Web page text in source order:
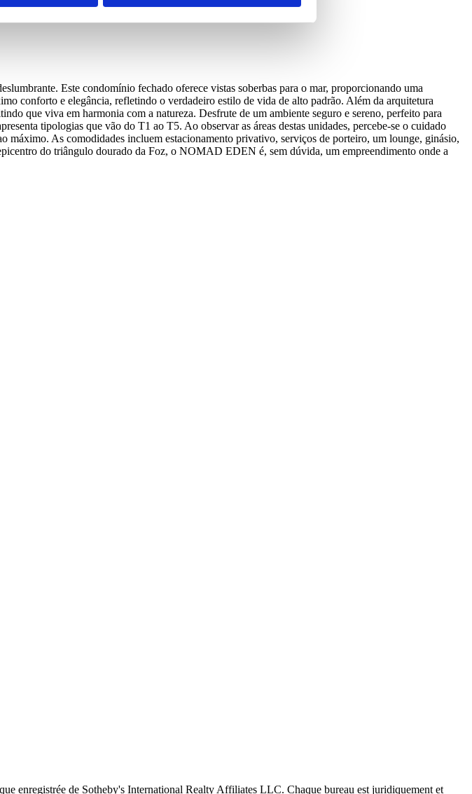
Este condomínio fechado oferece vistas soberbas para o mar, proporcionando uma
conforto e elegância, refletindo o verdadeiro estilo de vida de alto padrão. Além da arquitetura
que viva em harmonia com a natureza. Desfrute de um ambiente seguro e sereno, perfeito para
tipologias que vão do T1 ao T5. Ao observar as áreas destas unidades, percebe-se o cuidado
máximo. As comodidades incluem estacionamento privativo, serviços de porteiro, um lounge, ginásio,
do triângulo dourado da Foz, o NOMAD EDEN é, sem dúvida, um empreendimento onde a
enregistrée de Sotheby's International Realty Affiliates LLC. Chaque bureau est juridiquement et